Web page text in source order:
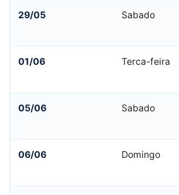
29/05 Sabado
01/06 Terca-feira
05/06 Sabado
06/06 Domingo